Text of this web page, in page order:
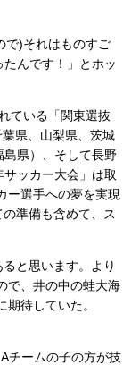
で)それはものすご
んです！」とホッ
ている「関東選抜
県、山梨県、茨城
県）、そして長野
ッカー大会」は取
ー選手への夢を実現
準備も含めて、ス
と思います。より
で、井の中の蛙大海
待していた。
チームの子の方が技